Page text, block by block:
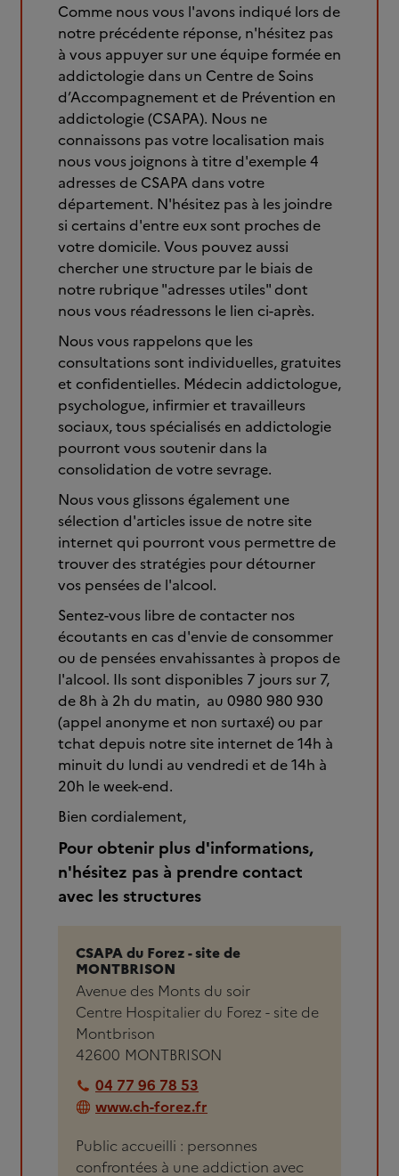
Comme nous vous l'avons indiqué lors de
notre précédente réponse, n'hésitez pas
à vous appuyer sur une équipe formée en
addictologie dans un Centre de Soins
d’Accompagnement et de Prévention en
addictologie (CSAPA). Nous ne
connaissons pas votre localisation mais
nous vous joignons à titre d'exemple 4
adresses de CSAPA dans votre
département. N'hésitez pas à les joindre
si certains d'entre eux sont proches de
votre domicile. Vous pouvez aussi
chercher une structure par le biais de
notre rubrique "adresses utiles" dont
nous vous réadressons le lien ci-après.
Nous vous rappelons que les
consultations sont individuelles, gratuites
et confidentielles. Médecin addictologue,
psychologue, infirmier et travailleurs
sociaux, tous spécialisés en addictologie
pourront vous soutenir dans la
consolidation de votre sevrage.
Nous vous glissons également une
sélection d'articles issue de notre site
internet qui pourront vous permettre de
trouver des stratégies pour détourner
vos pensées de l'alcool.
Sentez-vous libre de contacter nos
écoutants en cas d'envie de consommer
ou de pensées envahissantes à propos de
l'alcool. Ils sont disponibles 7 jours sur 7,
de 8h à 2h du matin, au 0980 980 930
(appel anonyme et non surtaxé) ou par
tchat depuis notre site internet de 14h à
minuit du lundi au vendredi et de 14h à
20h le week-end.
Bien cordialement,
Pour obtenir plus d'informations,
n'hésitez pas à prendre contact
avec les structures
CSAPA du Forez - site de
MONTBRISON
Avenue des Monts du soir
Centre Hospitalier du Forez - site de
Montbrison
42600 MONTBRISON
04 77 96 78 53
www.ch-forez.fr
Public accueilli : personnes
confrontées à une addiction avec